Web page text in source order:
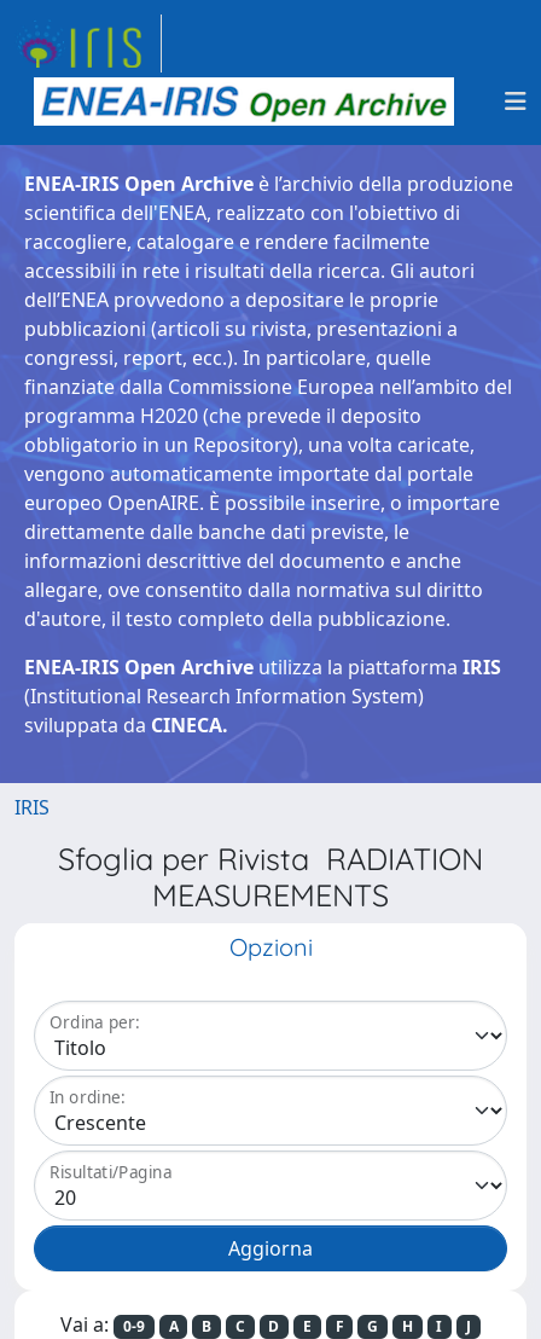
ENEA-IRIS Open Archive è l’archivio della produzione
scientifica dell'ENEA, realizzato con l'obiettivo di
raccogliere, catalogare e rendere facilmente
accessibili in rete i risultati della ricerca. Gli autori
dell’ENEA provvedono a depositare le proprie
pubblicazioni (articoli su rivista, presentazioni a
congressi, report, ecc.). In particolare, quelle
finanziate dalla Commissione Europea nell’ambito del
programma H2020 (che prevede il deposito
obbligatorio in un Repository), una volta caricate,
vengono automaticamente importate dal portale
europeo OpenAIRE. È possibile inserire, o importare
direttamente dalle banche dati previste, le
informazioni descrittive del documento e anche
allegare, ove consentito dalla normativa sul diritto
d'autore, il testo completo della pubblicazione.
ENEA-IRIS Open Archive utilizza la piattaforma IRIS
(Institutional Research Information System)
sviluppata da CINECA.
IRIS
Sfoglia per Rivista RADIATION
MEASUREMENTS
Opzioni
Ordina per:
In ordine:
Risultati/Pagina
Vai a: 0-9 A B C D E F G H I
J